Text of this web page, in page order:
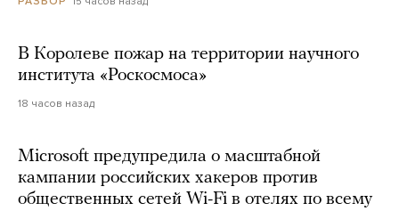
В Королеве пожар на территории научного
института «Роскосмоса»
18 часов назад
Microsoft предупредила о масштабной
кампании российских хакеров против
общественных сетей Wi-Fi в отелях по всему